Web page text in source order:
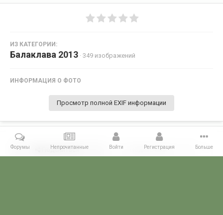
ИЗ КАТЕГОРИИ:
Балаклава 2013 · 349 изображений
ИНФОРМАЦИЯ О ФОТО
Просмотр полной EXIF информации
Поделиться Подписчики 0
Форумы Непрочитанные Войти Регистрация Больше